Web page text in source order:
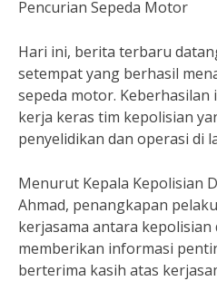
Pencurian Sepeda Motor
Hari ini, berita terbaru
setempat yang berhasil
sepeda motor.
kerja keras tim kepolisian
penyelidikan dan operasi di
Menurut Kepala Kepolisian
Ahmad, penangkapan
kerjasama antara
memberikan informasi
berterima kasih atas